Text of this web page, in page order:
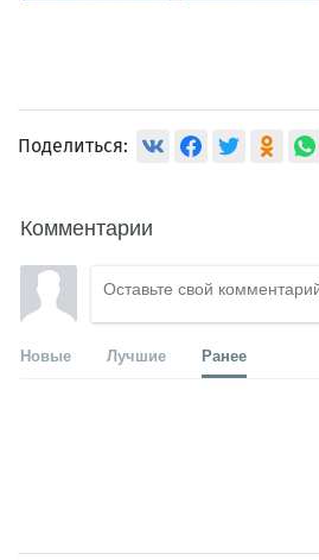
Поделиться:
Комментарии
Новые Лучшие Ранее